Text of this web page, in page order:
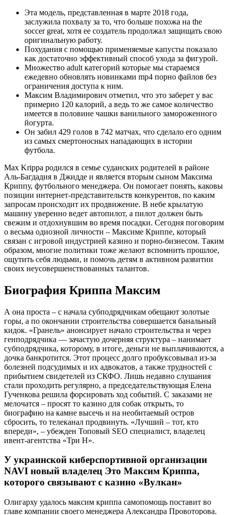
Эта модель, представленная в марте 2018 года,
заслужила похвалу за то, что больше похожа на the
soccer great, хотя ее создатель продолжал защищать свою
оригинальную работу.
Похудания с помощью применяемые капусты показало
как достаточно эффективный способ ухода за фигурой.
Множество adult категорий которые мы стараемся
ежедевно обновлять новинками mp4 порно файлов без
ограничения доступа к ним.
Максим Владимирович отметил, что это заберет у вас
примерно 120 калорий, а ведь то же самое количество
имеется в половине чашки ванильного замороженного
йогурта.
Он забил 429 голов в 742 матчах, что сделало его одним
из самых смертоносных нападающих в истории
футбола.
Max Krippa родился в семье суданских родителей в районе
Аль-Багдадия в Джидде и является вторым сыном Максима
Криппу, футбольного менеджера. Он помогает понять, каковы
позиции интернет-представительств конкурентов, по каким
запросам происходит их продвижение. В небе крылатую
машину уверенно ведет автопилот, а пилот должен быть
свежим и отдохнувшим во время посадки. Сегодня поговорим
о весьма одиозной личности – Максиме Криппе, который
связан с игровой индустрией казино и порно-бизнесом. Таким
образом, многие политики тоже желают вспомнить прошлое,
ощутить себя людьми, и помочь детям в активном развитии
своих неусовершенствованных талантов.
Биография Криппа Максим
А она проста – с начала субподрядчикам обещают золотые
горы, а по окончании строительства совершается банальный
кидок. «Гранель» анонсирует начало строительства и через
генподрядчика — зачастую дочерняя структура – нанимает
субподрядчика, которому, в итоге, деньги не выплачиваются, а
дочка банкротится. Этот процесс долго пробуксовывал из-за
болезней подсудимых и их адвокатов, а также трудностей с
прибытием свидетелей из СКФО. Лишь недавно слушания
стали проходить регулярно, а председательствующая Елена
Гученкова решила форсировать ход событий. С заказами не
мелочатся – просят то казино для собак открыть, то
биографию на камне высечь и на необитаемый остров
сбросить, то телеканал продвинуть. «Лучший – тот, кто
впереди», – убежден Топовый SEO специалист, владелец
ивент-агентства «Три Н».
У украинской киберспортивной организации
NAVI новый владелец Это Максим Криппа,
которого связывают с казино «Вулкан»
Олигарху удалось максим криппа cамопомощь поставит во
главе компании своего менеджера Александра Провоторова.